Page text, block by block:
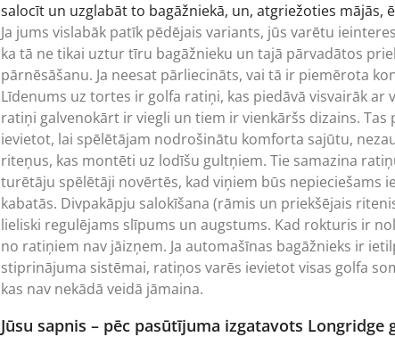
salocīt un uzglabāt to bagāžniekā, un, atgriežoties
Ja jums vislabāk patīk pēdējais variants, jūs varētu
ka tā ne tikai uztur tīru bagāžnieku un tajā pārvadātos
pārnēsāšanu. Ja neesat pārliecināts, vai tā ir piemērota
Līdenums uz tortes ir golfa ratiņi, kas piedāvā visvairāk ar
ratiņi galvenokārt ir viegli un tiem ir vienkāršs dizains.
ievietot, lai spēlētājam nodrošinātu komforta sajūtu,
riteņus, kas montēti uz lodīšu gultņiem. Tie samazina
turētāju spēlētāji novērtēs, kad viņiem būs nepieciešams
kabatās. Divpakāpju salokīšana (rāmis un priekšējais
lieliski regulējams slīpums un augstums. Kad rokturis ir
no ratiņiem nav jāizņem. Ja automašīnas bagāžnieks ir
stiprinājuma sistēmai, ratiņos varēs ievietot visas golfa
kas nav nekādā veidā jāmaina.
Jūsu sapnis – pēc pasūtījuma izgatavots Longridge